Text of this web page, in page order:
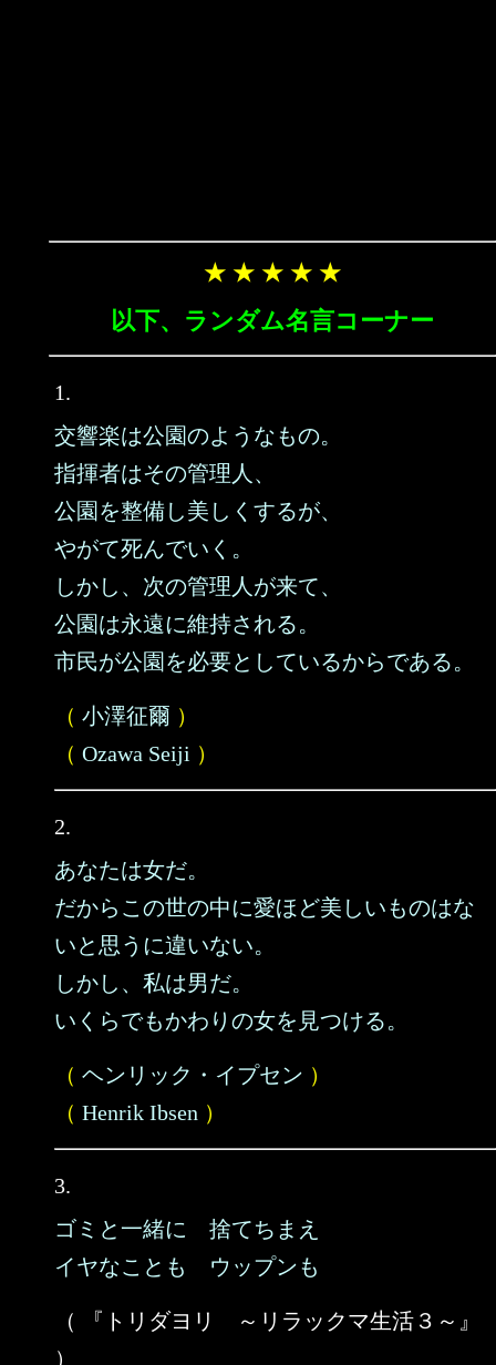
★ ★ ★ ★ ★
以下、ランダム名言コーナー
1.
交響楽は公園のようなもの。
指揮者はその管理人、
公園を整備し美しくするが、
やがて死んでいく。
しかし、次の管理人が来て、
公園は永遠に維持される。
市民が公園を必要としているからである。
（ 小澤征爾 ）
（ Ozawa Seiji ）
2.
あなたは女だ。
だからこの世の中に愛ほど美しいものはな
いと思うに違いない。
しかし、私は男だ。
いくらでもかわりの女を見つける。
（ ヘンリック・イプセン ）
（ Henrik Ibsen ）
3.
ゴミと一緒に 捨てちまえ
イヤなことも ウップンも
（ 『トリダヨリ ～リラックマ生活３～』
）